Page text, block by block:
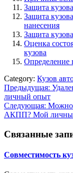
Защита
Защита
нанесения
Защита
Оценка
кузова
Определение
Category: Кузов
Навигация
по
записям
Предыдущая:
личный опыт
Следующая: Можно
АКПП? Мой
Связанные
Совместимость